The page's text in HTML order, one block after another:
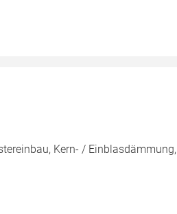
Kern- / Einblasdämmung,